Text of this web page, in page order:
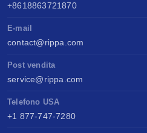
+8618863721870
E-mail
contact@rippa.com
Post vendita
service@rippa.com
Telefono USA
+1 877-747-7280